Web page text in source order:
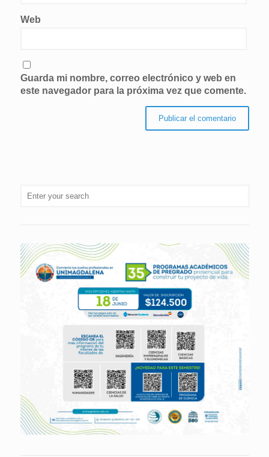
Web
Guarda mi nombre, correo electrónico y web en
este navegador para la próxima vez que comente.